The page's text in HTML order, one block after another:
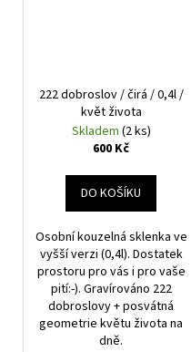
222 dobroslov / čirá / 0,4l /
květ života
Skladem (2 ks)
600 Kč
DO KOŠÍKU
Osobní kouzelná sklenka ve
vyšší verzi (0,4l). Dostatek
prostoru pro vás i pro vaše
pití:-). Gravírováno 222
dobroslovy + posvátná
geometrie květu života na
dně.